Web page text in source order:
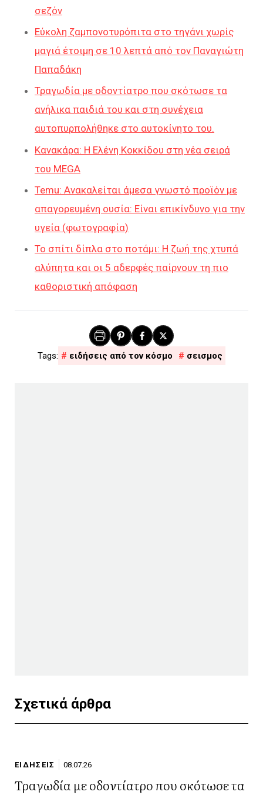
σεζόν
Εύκολη ζαμπονοτυρόπιτα στο τηγάνι χωρίς
μαγιά έτοιμη σε 10 λεπτά από τον Παναγιώτη
Παπαδάκη
Τραγωδία με οδοντίατρο που σκότωσε τα
ανήλικα παιδιά του και στη συνέχεια
αυτοπυρπολήθηκε στο αυτοκίνητο του.
Κανακάρα: Η Ελένη Κοκκίδου στη νέα σειρά
του MEGA
Temu: Ανακαλείται άμεσα γνωστό προϊόν με
απαγορευμένη ουσία: Είναι επικίνδυνο για την
υγεία (φωτογραφία)
Το σπίτι δίπλα στο ποτάμι: Η ζωή της χτυπά
αλύπητα και οι 5 αδερφές παίρνουν τη πιο
καθοριστική απόφαση
ειδήσεις από τον κόσμο σεισμος
Σχετικά άρθρα
ΕΙΔΗΣΕΙΣ 08.07.26
Τραγωδία με οδοντίατρο που σκότωσε τα